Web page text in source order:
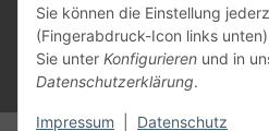
Sie können die Einstellung
(Fingerabdruck-Icon links
Sie unter Konfigurieren und in
Datenschutzerklärung.
Impressum Datenschutz
* Alle Preise inkl. gesetzlicher USt., zzgl.